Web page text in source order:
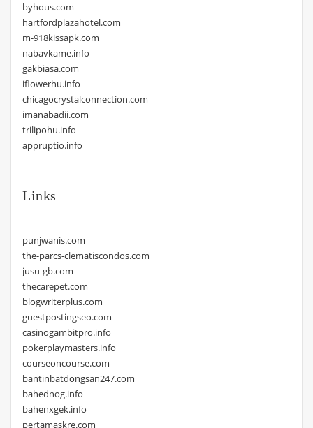
byhous.com
hartfordplazahotel.com
m-918kissapk.com
nabavkame.info
gakbiasa.com
iflowerhu.info
chicagocrystalconnection.com
imanabadii.com
trilipohu.info
appruptio.info
Links
punjwanis.com
the-parcs-clematiscondos.com
jusu-gb.com
thecarepet.com
blogwriterplus.com
guestpostingseo.com
casinogambitpro.info
pokerplaymasters.info
courseoncourse.com
bantinbatdongsan247.com
bahednog.info
bahenxgek.info
pertamaskre.com